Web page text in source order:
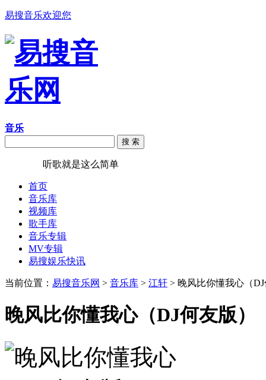
易搜音乐欢迎您
音乐
搜 索
听歌就是这么简单
首页
音乐库
视频库
歌手库
音乐专辑
MV专辑
易搜娱乐快讯
当前位置： 易搜音乐网 > 音乐库 > 江轩 > 晚风比你懂我心（
晚风比你懂我心（DJ何友版）